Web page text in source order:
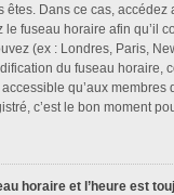
êtes. Dans ce cas, accédez
le fuseau horaire afin qu’il
(ex : Londres, Paris,
du fuseau horaire,
qu’aux membres
c’est le bon moment
horaire et l’heure est